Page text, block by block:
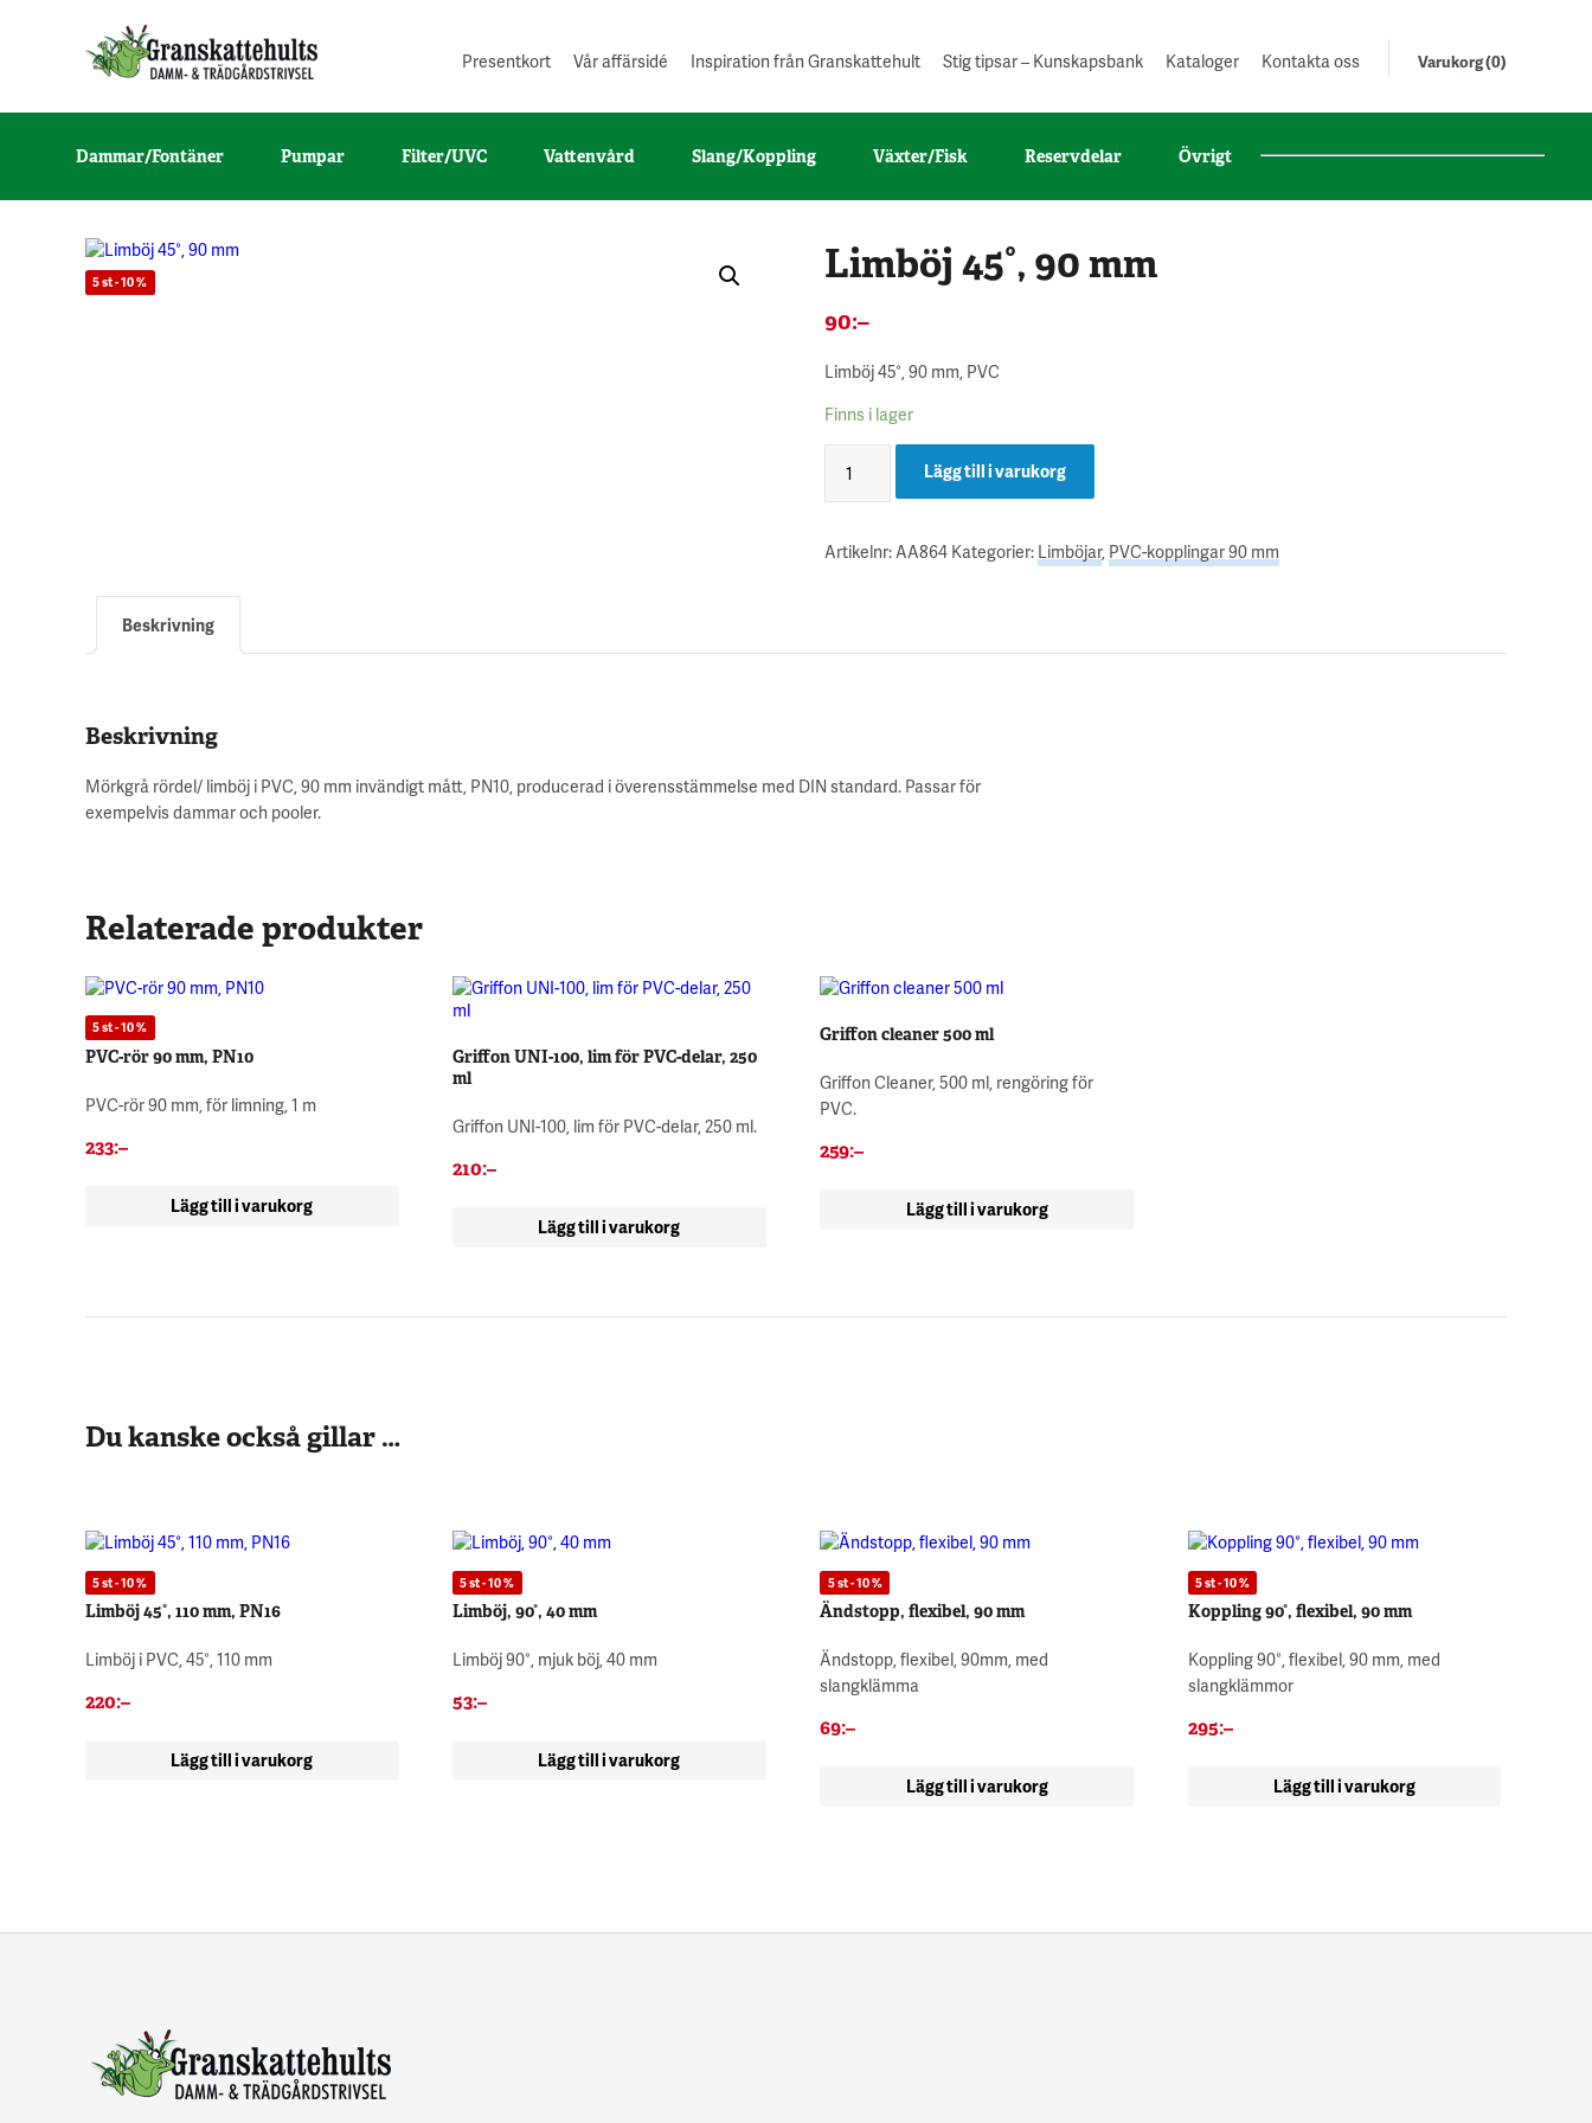
Varukorg (0)
Presentkort Vår affärsidé Inspiration från Granskattehult Stig tipsar – Kunskapsbank Kataloger Kontakta oss
Dammar/Fontäner Pumpar Filter/UVC Vattenvård Slang/Koppling Växter/Fisk Reservdelar Övrigt
5 st - 10 % Limböj 45°, 90 mm
90:–
Limböj 45°, 90 mm, PVC
Finns i lager
Lägg till i varukorg
Artikelnr: AA864 Kategorier: Limböjar, PVC-kopplingar 90 mm
Beskrivning
Beskrivning
Mörkgrå rördel/ limböj i PVC, 90 mm invändigt mått, PN10, producerad i överensstämmelse med DIN standard. Passar för
exempelvis dammar och pooler.
Relaterade produkter
5 st - 10 %
PVC-rör 90 mm, PN10
PVC-rör 90 mm, för limning, 1 m
233:–
Lägg till i varukorg
Griffon UNI-100, lim för PVC-delar, 250
ml
Griffon UNI-100, lim för PVC-delar, 250 ml.
210:–
Lägg till i varukorg
Griffon cleaner 500 ml
Griffon Cleaner, 500 ml, rengöring för
PVC.
259:–
Lägg till i varukorg
Du kanske också gillar …
5 st - 10 %
Limböj 45°, 110 mm, PN16
Limböj i PVC, 45°, 110 mm
220:–
Lägg till i varukorg
5 st - 10 %
Limböj, 90°, 40 mm
Limböj 90°, mjuk böj, 40 mm
53:–
Lägg till i varukorg
5 st - 10 %
Ändstopp, flexibel, 90 mm
Ändstopp, flexibel, 90mm, med
slangklämma
69:–
Lägg till i varukorg
5 st - 10 %
Koppling 90°, flexibel, 90 mm
Koppling 90°, flexibel, 90 mm, med
slangklämmor
295:–
Lägg till i varukorg